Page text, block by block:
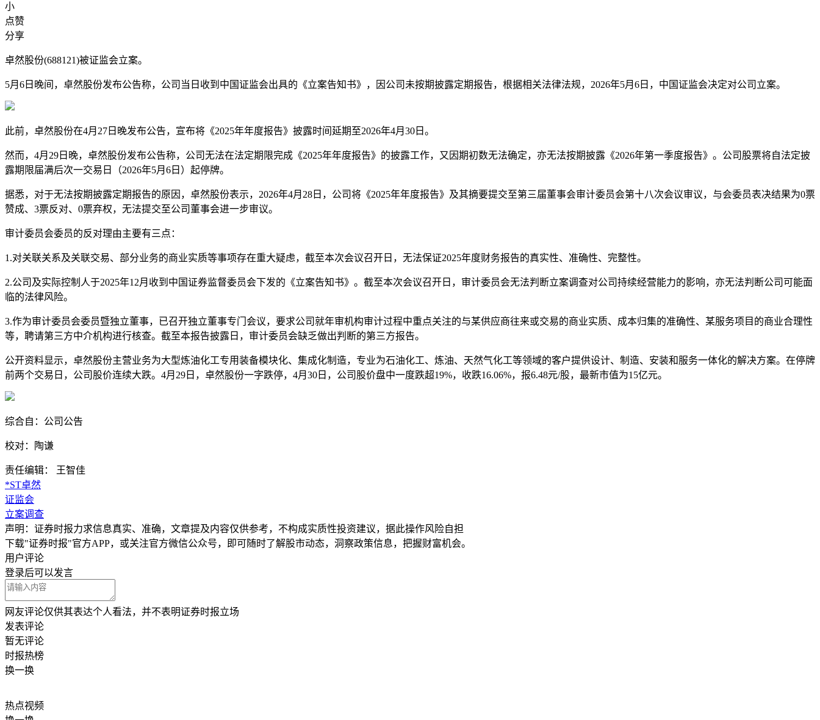
小
点赞
分享
卓然股份(688121)被证监会立案。
5月6日晚间，卓然股份发布公告称，公司当日收到中国证监会出具的《立案告知书》，因公司未按期披露定期报告，根据相关法律法规，2026年5月6日，中国证监会决定对公司立案。
此前，卓然股份在4月27日晚发布公告，宣布将《2025年年度报告》披露时间延期至2026年4月30日。
然而，4月29日晚，卓然股份发布公告称，公司无法在法定期限完成《2025年年度报告》的披露工作，又因期初数无法确定，亦无法按期披露《2026年第一季度报告》。公司股票将自法定披
露期限届满后次一交易日（2026年5月6日）起停牌。
据悉，对于无法按期披露定期报告的原因，卓然股份表示，2026年4月28日，公司将《2025年年度报告》及其摘要提交至第三届董事会审计委员会第十八次会议审议，与会委员表决结果为0票
赞成、3票反对、0票弃权，无法提交至公司董事会进一步审议。
审计委员会委员的反对理由主要有三点：
1.对关联关系及关联交易、部分业务的商业实质等事项存在重大疑虑，截至本次会议召开日，无法保证2025年度财务报告的真实性、准确性、完整性。
2.公司及实际控制人于2025年12月收到中国证券监督委员会下发的《立案告知书》。截至本次会议召开日，审计委员会无法判断立案调查对公司持续经营能力的影响，亦无法判断公司可能面
临的法律风险。
3.作为审计委员会委员暨独立董事，已召开独立董事专门会议，要求公司就年审机构审计过程中重点关注的与某供应商往来或交易的商业实质、成本归集的准确性、某服务项目的商业合理性
等，聘请第三方中介机构进行核查。截至本报告披露日，审计委员会缺乏做出判断的第三方报告。
公开资料显示，卓然股份主营业务为大型炼油化工专用装备模块化、集成化制造，专业为石油化工、炼油、天然气化工等领域的客户提供设计、制造、安装和服务一体化的解决方案。在停牌
前两个交易日，公司股价连续大跌。4月29日，卓然股份一字跌停，4月30日，公司股价盘中一度跌超19%，收跌16.06%，报6.48元/股，最新市值为15亿元。
综合自：公司公告
校对：陶谦
责任编辑： 王智佳
*ST卓然
证监会
立案调查
声明：证券时报力求信息真实、准确，文章提及内容仅供参考，不构成实质性投资建议，据此操作风险自担
下载"证券时报"官方APP，或关注官方微信公众号，即可随时了解股市动态，洞察政策信息，把握财富机会。
用户评论
登录后可以发言
网友评论仅供其表达个人看法，并不表明证券时报立场
发表评论
暂无评论
时报热榜
换一换
热点视频